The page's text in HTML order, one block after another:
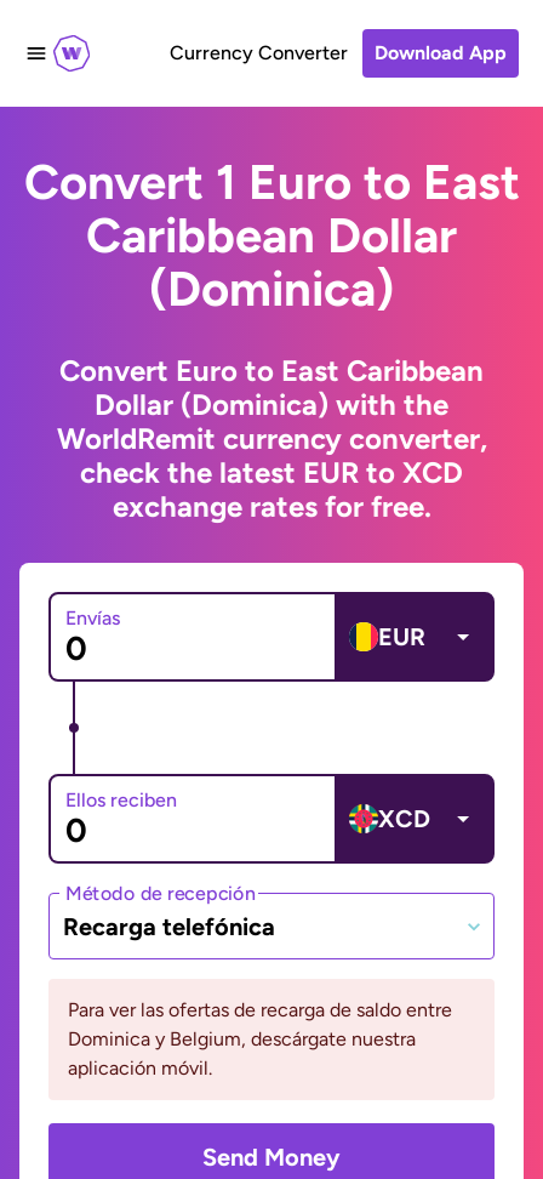
Currency Converter Download App
Convert 1 Euro to East
Caribbean Dollar
(Dominica)
Convert Euro to East Caribbean
Dollar (Dominica) with the
WorldRemit currency converter,
check the latest EUR to XCD
exchange rates for free.
Envías
EUR
Ellos reciben
XCD
Método de recepción
Recarga telefónica
Para ver las ofertas de recarga de saldo entre
Dominica y Belgium, descárgate nuestra
aplicación móvil.
Send Money